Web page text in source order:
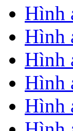
Hình
Hình
Hình
Hình
Hình